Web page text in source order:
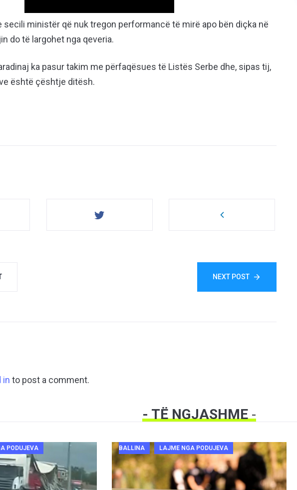
secili ministër që nuk tregon performancë të mirë apo bën diçka në
do të largohet nga qeveria.
ka pasur takim me përfaqësues të Listës Serbe dhe, sipas tij,
është çështje ditësh.
NEXT POST
in to post a comment.
- TË NGJASHME-
PODUJEVA BALLINA LAJME NGA PODUJEVA